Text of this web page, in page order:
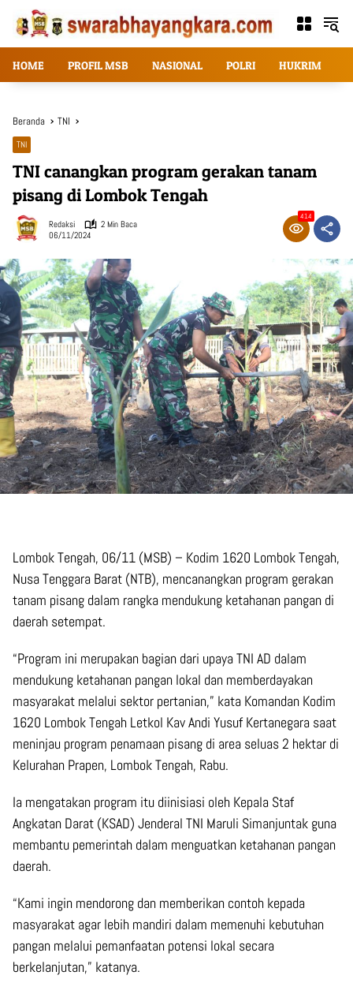
Langsung
konten
HOME PROFIL MSB NASIONAL POLRI HUKRIM
Beranda TNI
TNI
TNI canangkan program gerakan tanam
pisang di Lombok Tengah
Redaksi
2 Min Baca
06/11/2024
414
Lombok Tengah, 06/11 (MSB) – Kodim 1620 Lombok Tengah,
Nusa Tenggara Barat (NTB), mencanangkan program gerakan
tanam pisang dalam rangka mendukung ketahanan pangan di
daerah setempat.
“Program ini merupakan bagian dari upaya TNI AD dalam
mendukung ketahanan pangan lokal dan memberdayakan
masyarakat melalui sektor pertanian,” kata Komandan Kodim
1620 Lombok Tengah Letkol Kav Andi Yusuf Kertanegara saat
meninjau program penamaan pisang di area seluas 2 hektar di
Kelurahan Prapen, Lombok Tengah, Rabu.
Ia mengatakan program itu diinisiasi oleh Kepala Staf
Angkatan Darat (KSAD) Jenderal TNI Maruli Simanjuntak guna
membantu pemerintah dalam menguatkan ketahanan pangan
daerah.
“Kami ingin mendorong dan memberikan contoh kepada
masyarakat agar lebih mandiri dalam memenuhi kebutuhan
pangan melalui pemanfaatan potensi lokal secara
berkelanjutan,” katanya.